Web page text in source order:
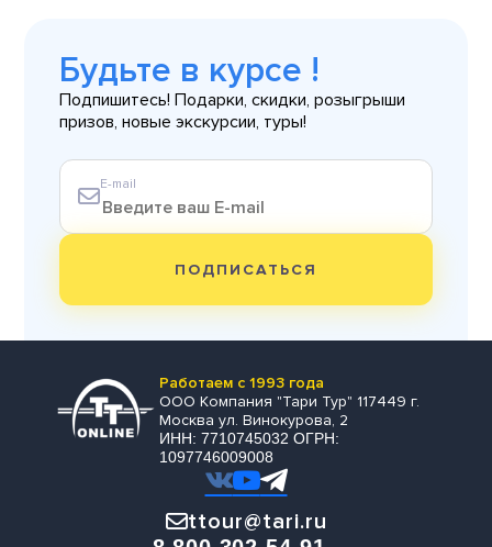
Будьте в курсе !
Подпишитесь! Подарки, скидки, розыгрыши
призов, новые экскурсии, туры!
E-mail
ПОДПИСАТЬСЯ
Работаем с 1993 года
ООО Компания "Тари Тур" 117449 г.
Москва ул. Винокурова, 2
ИНН: 7710745032 ОГРН:
1097746009008
ttour@tari.ru